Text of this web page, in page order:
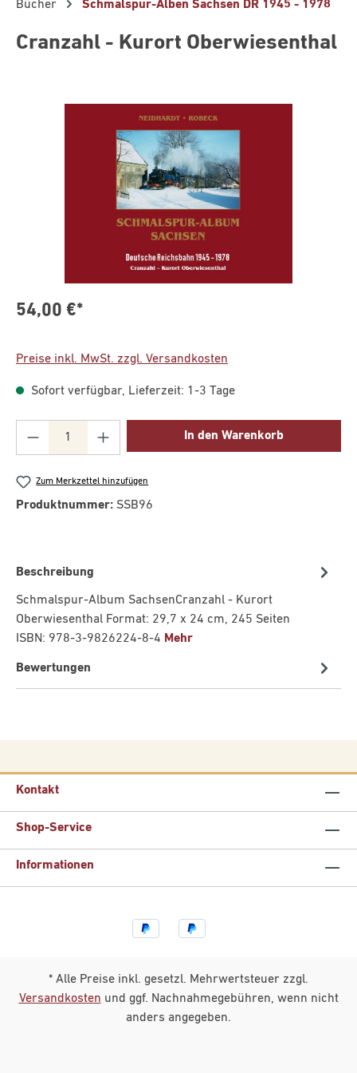
Bücher Schmalspur-Alben Sachsen DR 1945 - 1978
Cranzahl - Kurort Oberwiesenthal
54,00 €*
Preise inkl. MwSt. zzgl. Versandkosten
Sofort verfügbar, Lieferzeit: 1-3 Tage
Produkt Anzahl: Gib den gewünschten Wert
In den Warenkorb
Zum Merkzettel hinzufügen
Produktnummer: SSB96
Beschreibung
Schmalspur-Album SachsenCranzahl - Kurort
Oberwiesenthal Format: 29,7 x 24 cm, 245 Seiten
ISBN: 978-3-9826224-8-4 Mehr
Bewertungen
Kontakt
Shop-Service
Informationen
* Alle Preise inkl. gesetzl. Mehrwertsteuer zzgl.
Versandkosten und ggf. Nachnahmegebühren, wenn nicht
anders angegeben.